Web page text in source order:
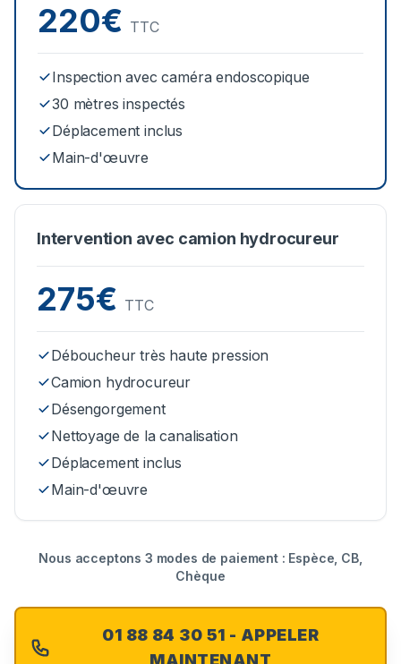
220€ TTC
Inspection avec caméra endoscopique
30 mètres inspectés
Déplacement inclus
Main-d'œuvre
Intervention avec camion hydrocureur
275€ TTC
Déboucheur très haute pression
Camion hydrocureur
Désengorgement
Nettoyage de la canalisation
Déplacement inclus
Main-d'œuvre
Nous acceptons 3 modes de paiement : Espèce, CB,
Chèque
01 88 84 30 51 - APPELER
MAINTENANT